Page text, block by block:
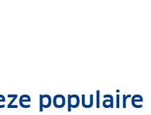
populaire